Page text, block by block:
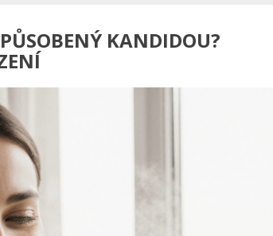
KANDIDOU?